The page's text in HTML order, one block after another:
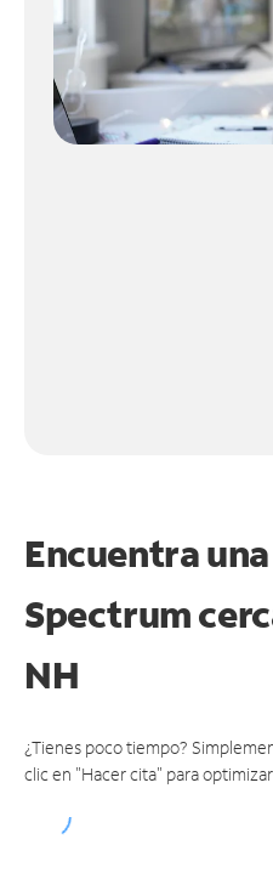
Encuentra
Spectrum
NH
¿Tienes poco tiempo?
clic en "Hacer cita" para